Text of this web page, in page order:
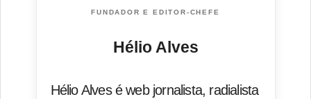
FUNDADOR E EDITOR-CHEFE
Hélio Alves
Hélio Alves é web jornalista, radialista